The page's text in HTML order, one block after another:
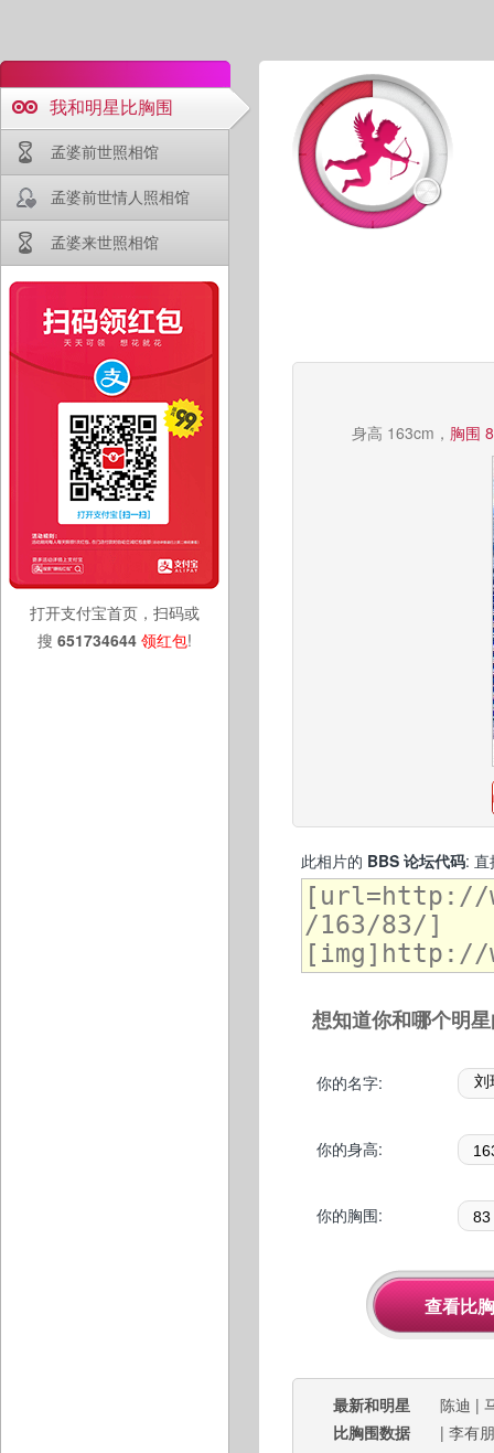
我和明星比胸围
孟婆前世照相馆
孟婆前世情人照相馆
孟婆来世照相馆
打开支付宝首页，扫码或
搜 651734644 领红包!
身高 163cm， 胸围
此相片的 BBS 论坛代码: 直
想知道你和哪个明
你的名字:
你的身高:
你的胸围:
最新和明星
比胸围数据
陈迪 |
| 李有朋